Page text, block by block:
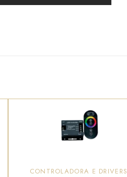
CONTROLADORA E DRIVERS